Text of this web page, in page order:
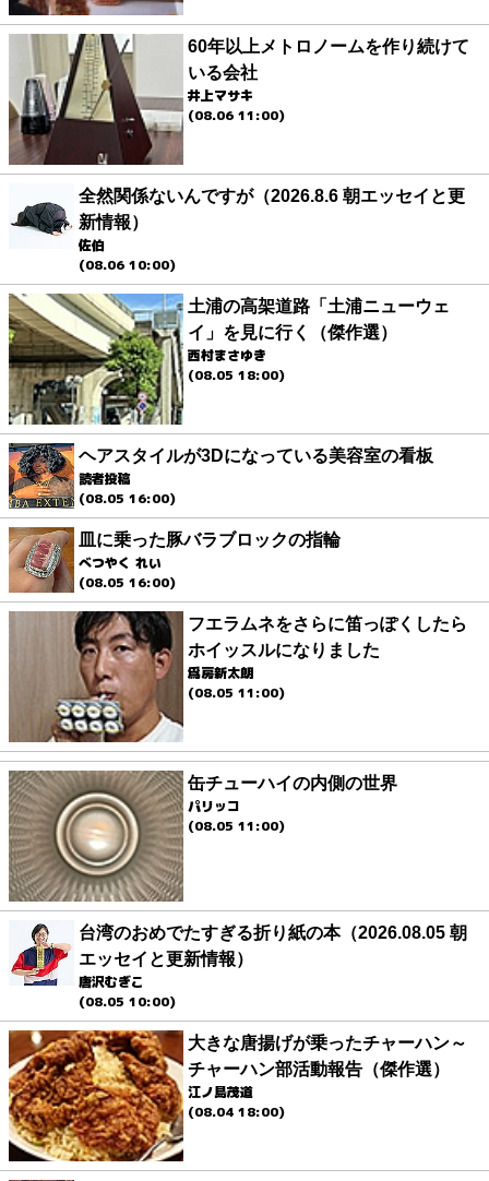
60年以上メトロノームを作り続けて
いる会社
井上マサキ
(08.06 11:00)
全然関係ないんですが（2026.8.6 朝エッセイと更
新情報）
佐伯
(08.06 10:00)
土浦の高架道路「土浦ニューウェ
イ」を見に行く（傑作選）
西村まさゆき
(08.05 18:00)
ヘアスタイルが3Dになっている美容室の看板
読者投稿
(08.05 16:00)
皿に乗った豚バラブロックの指輪
べつやく れい
(08.05 16:00)
フエラムネをさらに笛っぽくしたら
ホイッスルになりました
爲房新太朗
(08.05 11:00)
缶チューハイの内側の世界
パリッコ
(08.05 11:00)
台湾のおめでたすぎる折り紙の本（2026.08.05 朝
エッセイと更新情報）
唐沢むぎこ
(08.05 10:00)
大きな唐揚げが乗ったチャーハン～
チャーハン部活動報告（傑作選）
江ノ島茂道
(08.04 18:00)